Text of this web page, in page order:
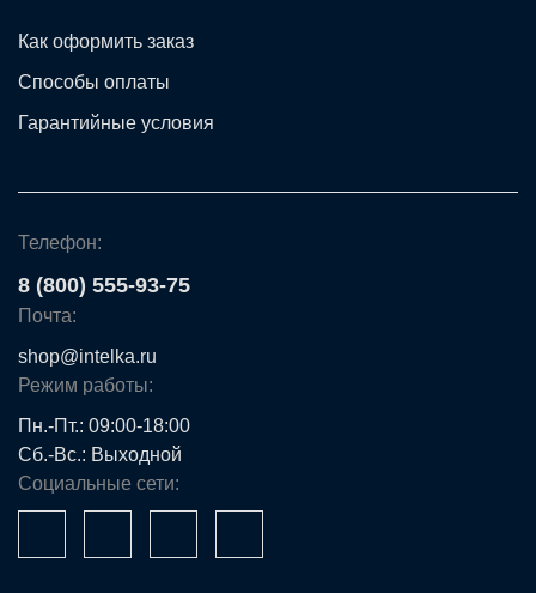
Как оформить заказ
Способы оплаты
Гарантийные условия
Телефон:
8 (800) 555-93-75
Почта:
shop@intelka.ru
Режим работы:
Пн.-Пт.: 09:00-18:00
Сб.-Вс.: Выходной
Социальные сети: